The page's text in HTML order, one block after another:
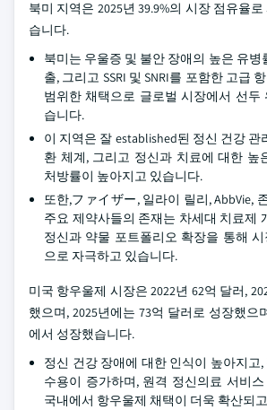
북미 지역은 2025년 39.9%의 시장 점유율
습니다.
북미는 우울증 및 불안 장애의 높은 유병
출, 그리고 SSRI 및 SNRI를 포함한 고급
범위한 채택으로 글로벌 시장에서 선두
습니다.
이 지역은 잘 established된 정신 건강 관
환 체계, 그리고 정신과 치료에 대한 높
처방률이 높아지고 있습니다.
또한,ファイザー, 일라이 릴리, AbbVie,
주요 제약사들의 존재는 차세대 치료제
정신과 약물 포트폴리오 확장을 통해
으로 자극하고 있습니다.
미국 항우울제 시장은 2022년 62억 달러,
했으며, 2025년에는 73억 달러로 성장했으
에서 성장했습니다.
정신 건강 장애에 대한 인식이 높아지고
수용이 증가하며, 원격 정신의료 서비
국내에서 항우울제 채택이 더욱 확산되